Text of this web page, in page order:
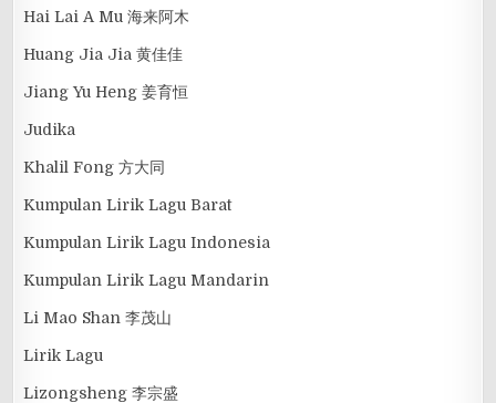
Hai Lai A Mu 海来阿木
Huang Jia Jia 黄佳佳
Jiang Yu Heng 姜育恒
Judika
Khalil Fong 方大同
Kumpulan Lirik Lagu Barat
Kumpulan Lirik Lagu Indonesia
Kumpulan Lirik Lagu Mandarin
Li Mao Shan 李茂山
Lirik Lagu
Lizongsheng 李宗盛